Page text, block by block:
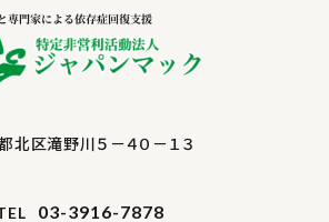
北区滝野川５－４０－１３
03-3916-7878